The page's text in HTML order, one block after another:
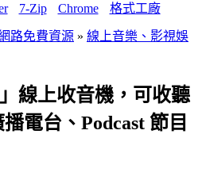
7-Zip Chrome 格式工廠
路免費資源 » 線上音樂、影視娛
線上收音機，可收聽
電台、Podcast 節目